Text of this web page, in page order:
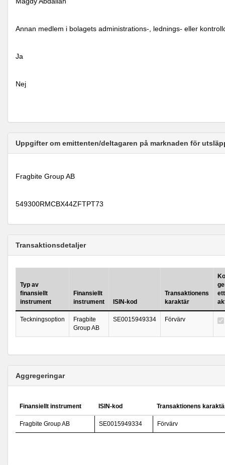
Annan medlem i bolagets administrations-, lednings- eller
Ja
Nej
Uppgifter om emittenten/deltagaren på marknaden för
Fragbite Group AB
549300RMCBX44ZFTPT73
Transaktionsdetaljer
Typ av
finansiellt
instrument
Finansiellt
instrument
ISIN-kod
Transaktionens
karaktär
ett
Teckningsoption
Fragbite
Group AB
SE0015949334 Förvärv
Aggregeringar
Finansiellt instrument ISIN-kod Transaktionens
Fragbite Group AB SE0015949334 Förvärv